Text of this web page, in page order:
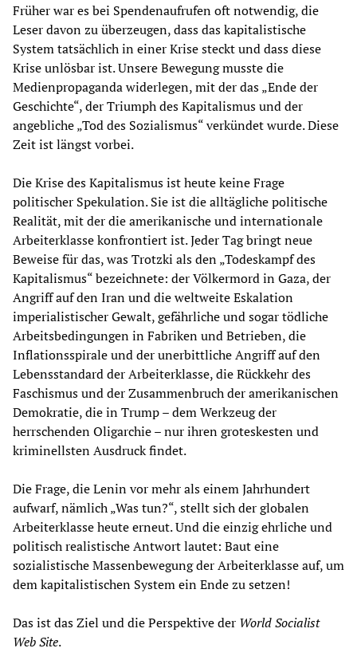
Früher war es bei Spendenaufrufen oft notwendig, die
Leser davon zu überzeugen, dass das kapitalistische
System tatsächlich in einer Krise steckt und dass diese
Krise unlösbar ist. Unsere Bewegung musste die
Medienpropaganda widerlegen, mit der das „Ende der
Geschichte“, der Triumph des Kapitalismus und der
angebliche „Tod des Sozialismus“ verkündet wurde. Diese
Zeit ist längst vorbei.
Die Krise des Kapitalismus ist heute keine Frage
politischer Spekulation. Sie ist die alltägliche politische
Realität, mit der die amerikanische und internationale
Arbeiterklasse konfrontiert ist. Jeder Tag bringt neue
Beweise für das, was Trotzki als den „Todeskampf des
Kapitalismus“ bezeichnete: der Völkermord in Gaza, der
Angriff auf den Iran und die weltweite Eskalation
imperialistischer Gewalt, gefährliche und sogar tödliche
Arbeitsbedingungen in Fabriken und Betrieben, die
Inflationsspirale und der unerbittliche Angriff auf den
Lebensstandard der Arbeiterklasse, die Rückkehr des
Faschismus und der Zusammenbruch der amerikanischen
Demokratie, die in Trump – dem Werkzeug der
herrschenden Oligarchie – nur ihren groteskesten und
kriminellsten Ausdruck findet.
Die Frage, die Lenin vor mehr als einem Jahrhundert
aufwarf, nämlich „Was tun?“, stellt sich der globalen
Arbeiterklasse heute erneut. Und die einzig ehrliche und
politisch realistische Antwort lautet: Baut eine
sozialistische Massenbewegung der Arbeiterklasse auf, um
dem kapitalistischen System ein Ende zu setzen!
Das ist das Ziel und die Perspektive der World Socialist
Web Site.